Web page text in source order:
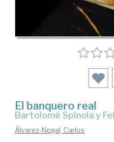
El banquero real
Bartolomé Spínola y
Álvarez-Nogal, Carlos